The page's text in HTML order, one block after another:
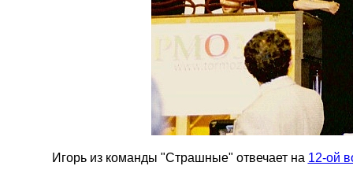
Игорь из команды "Страшные" отвечает на 12-ой